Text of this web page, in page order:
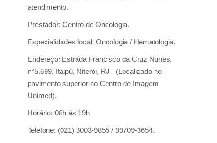
atendimento.
Prestador: Centro de Oncologia.
Especialidades local: Oncologia / Hematologia.
Endereço: Estrada Francisco da Cruz Nunes,
n°5.599, Itaipú, Niterói, RJ (Localizado no
pavimento superior ao Centro de Imagem
Unimed).
Horário: 08h às 19h
Telefone: (021) 3003-9855 / 99709-3654.